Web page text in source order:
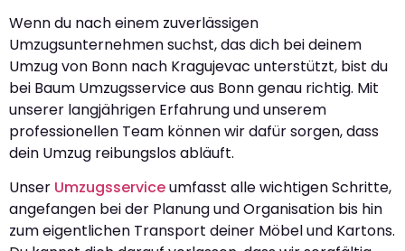
Wenn du nach einem zuverlässigen
Umzugsunternehmen suchst, das dich bei deinem
Umzug von Bonn nach Kragujevac unterstützt, bist du
bei Baum Umzugsservice aus Bonn genau richtig. Mit
unserer langjährigen Erfahrung und unserem
professionellen Team können wir dafür sorgen, dass
dein Umzug reibungslos abläuft.
Unser Umzugsserviceumfasst alle wichtigen Schritte,
angefangen bei der Planung und Organisation bis hin
zum eigentlichen Transport deiner Möbel und Kartons.